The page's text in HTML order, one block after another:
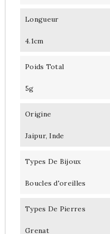
Longueur
4.1cm
Poids Total
5g
Origine
Jaipur, Inde
Types De Bijoux
Boucles d'oreilles
Types De Pierres
Grenat